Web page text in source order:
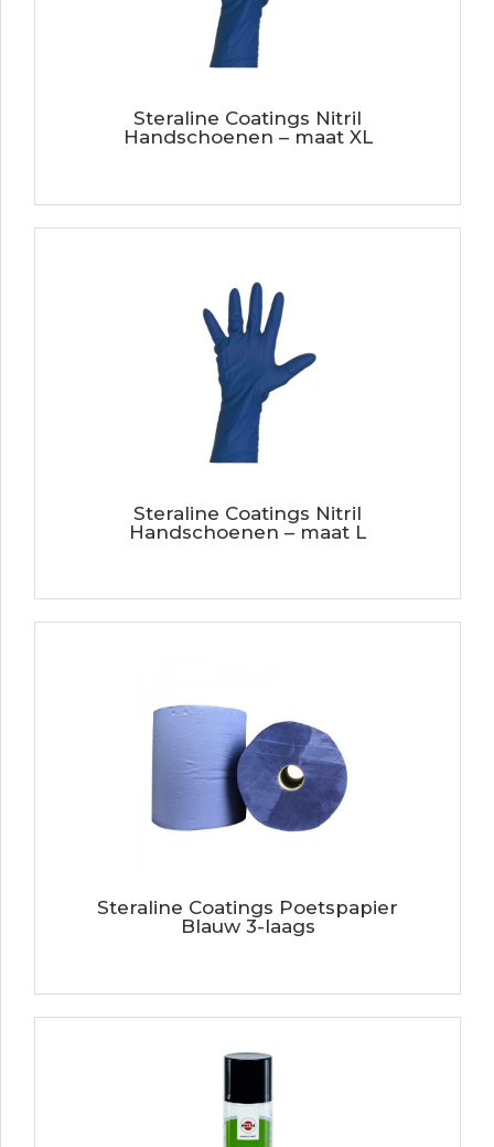
Steraline Coatings Nitril
Handschoenen – maat XL
Steraline Coatings Nitril
Handschoenen – maat L
Steraline Coatings Poetspapier
Blauw 3-laags